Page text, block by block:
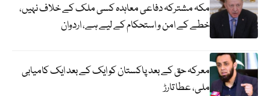
مکہ مشترکہ دفاعی معاہدہ کسی ملک کے خلاف نہیں،
خطے کے امن و استحکام کے لیے ہے، اردوان
معرکہ حق کے بعد پاکستان کو ایک کے بعد ایک کامیابی
ملی، عطا تارڑ